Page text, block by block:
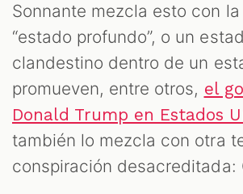
Sonnante mezcla esto con
“estado profundo”, o un
clandestino dentro de un
promueven, entre otros, el
Donald Trump en Estados
también lo mezcla con otra
conspiración desacreditada: